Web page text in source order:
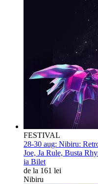
FESTIVAL
28-30 aug: Nibiru:
Joe, Ja Rule, Busta
ia Bilet
de la 161 lei
Nibiru